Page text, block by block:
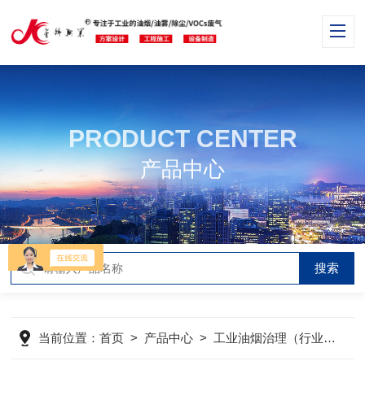
PRODUCT CENTER
产品中心
当前位置：首页 > 产品中心 > 工业油烟治理（行业分类）